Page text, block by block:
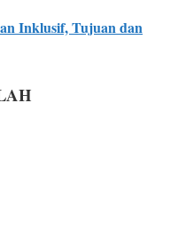
Inklusif, Tujuan dan